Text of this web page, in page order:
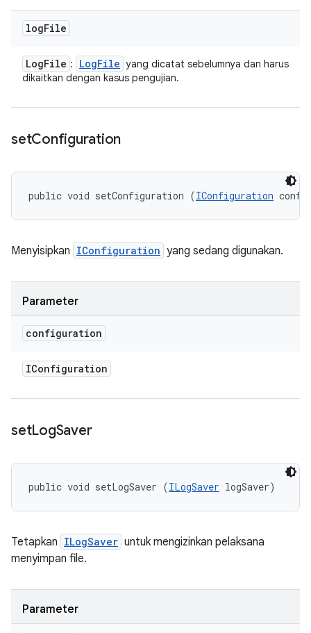
logFile
LogFile : LogFile yang dicatat sebelumnya dan harus
dikaitkan dengan kasus pengujian.
setConfiguration
public void setConfiguration (IConfiguration
Menyisipkan IConfiguration yang sedang digunakan.
Parameter
configuration
IConfiguration
setLogSaver
public void setLogSaver (ILogSaver logSaver)
Tetapkan ILogSaver untuk mengizinkan pelaksana
menyimpan file.
Parameter